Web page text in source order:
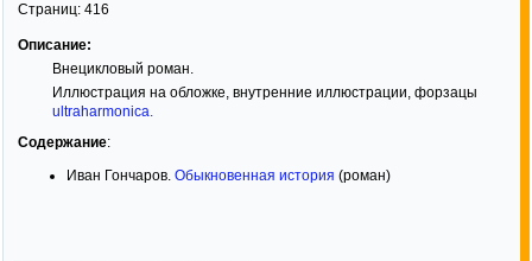
Страниц: 416
Описание:
Внецикловый роман.
Иллюстрация на обложке, внутренние иллюстрации, форзацы
ultraharmonica.
Содержание:
Иван Гончаров. Обыкновенная история (роман)